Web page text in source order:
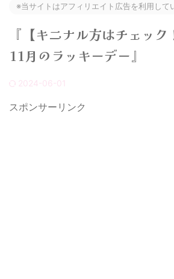
※当サイトはアフィリエイト広告を利用して
『【キニナル方はチェッ
11月のラッキーデー』
2024-06-01
スポンサーリンク